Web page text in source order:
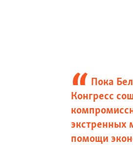
Пока
Конгресс
экстренных
помощи